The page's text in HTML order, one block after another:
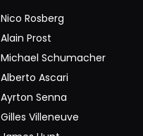
Nico Rosberg
Alain Prost
Michael Schumacher
Alberto Ascari
Ayrton Senna
Gilles Villeneuve